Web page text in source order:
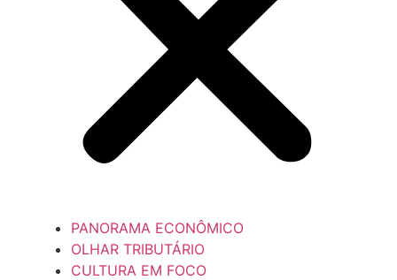
PANORAMA ECONÔMICO
OLHAR TRIBUTÁRIO
CULTURA EM FOCO